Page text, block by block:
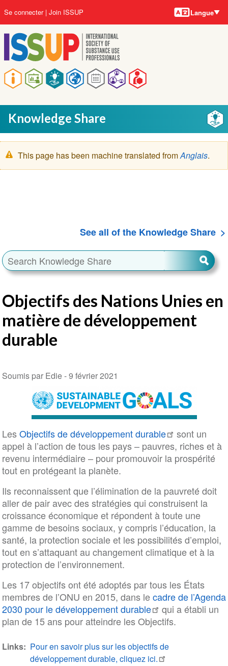
au
contenu
principal
Main
navigation
User
account
menu
Se connecter Join ISSUP Langues
Langue
Knowledge Share
Message
d'avertissement
This page has been machine translated fromAnglais.
See all of the Knowledge Share
Objectifs des Nations Unies en
matière de développement
durable
Soumis par Edie -9 février 2021
Les Objectifs de développement durable
sont un
appel à l’action de tous les pays – pauvres, riches et à
revenu intermédiaire – pour promouvoir la prospérité
tout en protégeant la planète.
Ils reconnaissent que l’élimination de la pauvreté doit
aller de pair avec des stratégies qui construisent la
croissance économique et répondent à toute une
gamme de besoins sociaux, y compris l’éducation, la
santé, la protection sociale et les possibilités d’emploi,
tout en s’attaquant au changement climatique et à la
protection de l’environnement.
Les 17 objectifs ont été adoptés par tous les États
membres de l’ONU en 2015, dans lecadre de l’Agenda
2030 pour le développement durable
qui a établi un
plan de 15 ans pour atteindre les Objectifs.
Links
Pour en savoir plus sur les objectifs de
développement durable, cliquez ici.